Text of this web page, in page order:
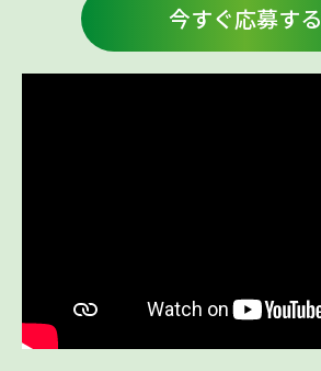
今すぐ応募する